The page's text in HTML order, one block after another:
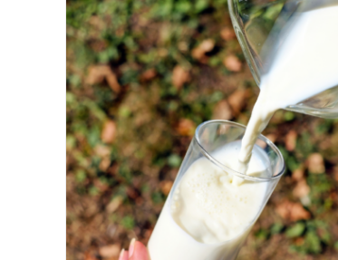
Tejről, tejkészítményekről,
tejtermékekről!